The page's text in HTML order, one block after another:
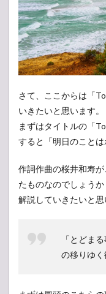
さて、ここからは「
いきたいと思います。
まずはタイトルの「
すると「明日のことは
作詞作曲の桜井和寿
たものなのでしょうか
解説していきたいと思
「とどま
の移りゆく